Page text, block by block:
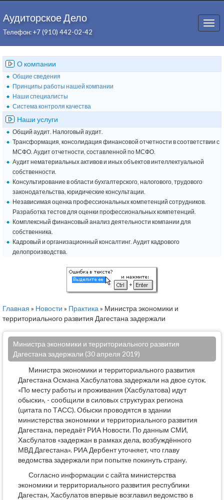
Аудиторское Дело
Телефон: +7 (910) 442-02-42
О компании
Общие сведения
Принципы работы нашей компании
Наши специалисты
Система контроля качества
Наши услуги
Общий аудит. Налоговый аудит.
Трансформация, консолидация финансовой отчетности в соответствии с
МСФО. Аудит отчетности, составленной по МСФО.
Аудит нематериальных активов и иных объектов интеллектуальной
собственности.
Консультирование в области бухгалтерского, налогового, трудового
законодательства, юридические консультации.
Независимая оценка профессиональных компетенций сотрудников.
Разработка тестов для оценки профессиональных компетенций.
Комплексный финансовый анализ деятельности компании для
собственника.
Кадровый и организационный консалтинг. Аудит кадрового
делопроизводства.
Главная » Новости » Практика » Министра экономики и
территориального развития Дагестана задержали
Министра экономики и территориального развития
Дагестана задержали (30 апреля 2019)
Министра экономики и территориального развития
Дагестана Османа Хасбулатова задержали на двое суток.
«По месту работы и проживания (Хасбулатова) идут
обыски», - сообщили в силовых структурах региона
(цитата по ТАСС). Обыски проводятся в здании
министерства экономики и территориального развития
Дагестана, передаёт РИА Новости. По данным СМИ,
Хасбулатов «задержан в рамках дела, возбуждённого
МВД Дагестана». РИА Дербент уточняет, что главу
ведомства задержали при попытке покинуть страну.
Согласно информации с сайта министерства
экономики и территориального развития республики
Дагестан, Хасбулатов впервые возглавил ведомство в